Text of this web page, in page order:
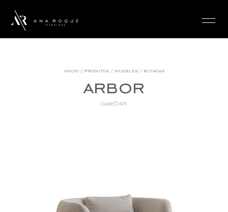
inicio/ produtos/ muebles/ butacas
arbor
cade045